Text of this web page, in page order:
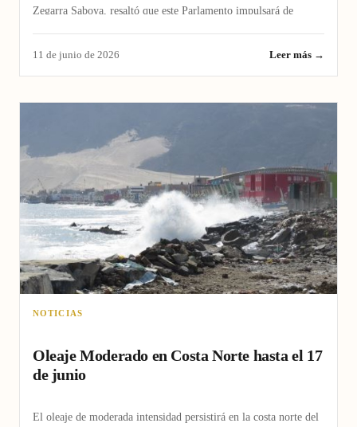
Zegarra Saboya, resaltó que este Parlamento impulsará de
11 de junio de 2026 Leer más →
NOTICIAS
Oleaje Moderado en Costa Norte hasta el 17
de junio
El oleaje de moderada intensidad persistirá en la costa norte del